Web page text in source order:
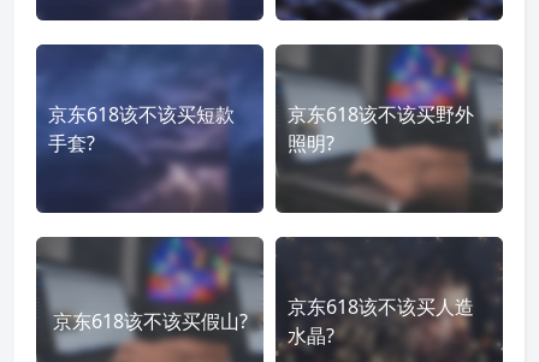
京东618该不该买短款
手套?
京东618该不该买野外
照明?
京东618该不该买假山?
京东618该不该买人造
水晶?